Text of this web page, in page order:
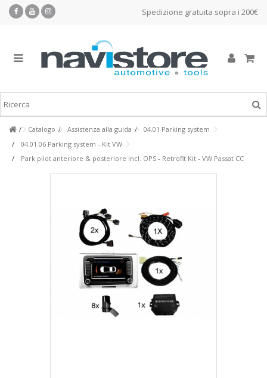
Spedizione gratuita sopra i 200€
Catalogo Assistenza alla guida
04.01 Parking system
04.01.06 Parking system - Kit VW
Park pilot anteriore & posteriore incl. OPS - Retrofit Kit - VW Passat CC